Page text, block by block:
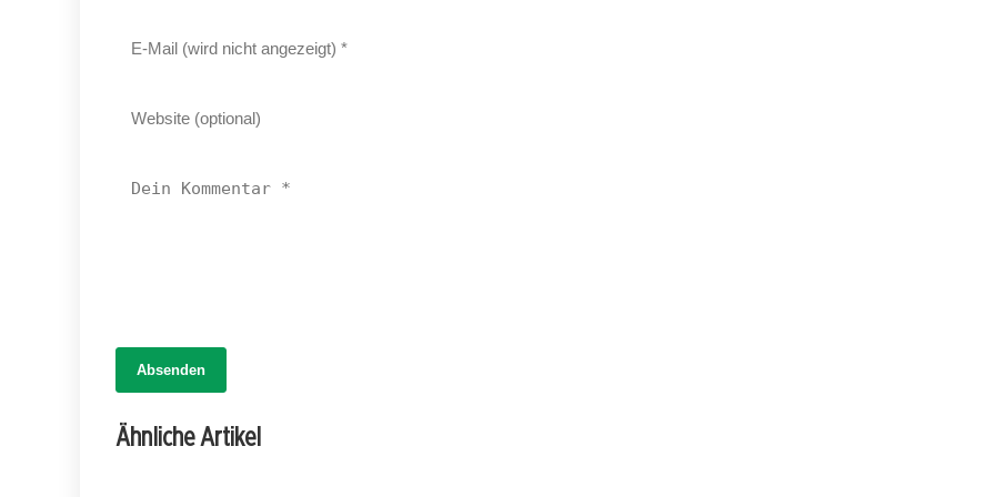
Absenden
Ähnliche Artikel
Natürlich heilen: Bianca Heiß über